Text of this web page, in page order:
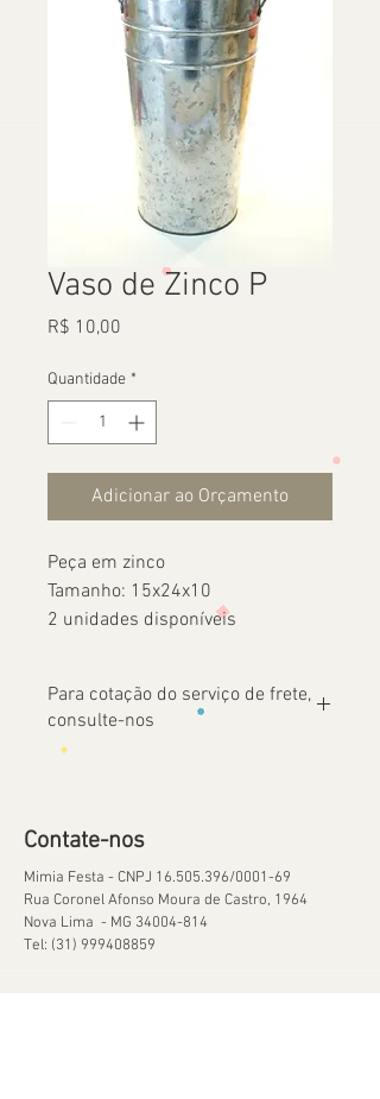
Vaso de Zinco P
R$ 10,00
Quantidade *
Adicionar ao Orçamento
Peça em zinco
Tamanho: 15x24x10
2 unidades disponíveis
Para cotação do serviço de frete,
consulte-nos
Contate-nos
Mimia Festa - CNPJ 16.505.396/0001-69
Rua Coronel Afonso Moura de Castro, 1964
Nova Lima - MG 34004-814
Tel: (31) 999408859